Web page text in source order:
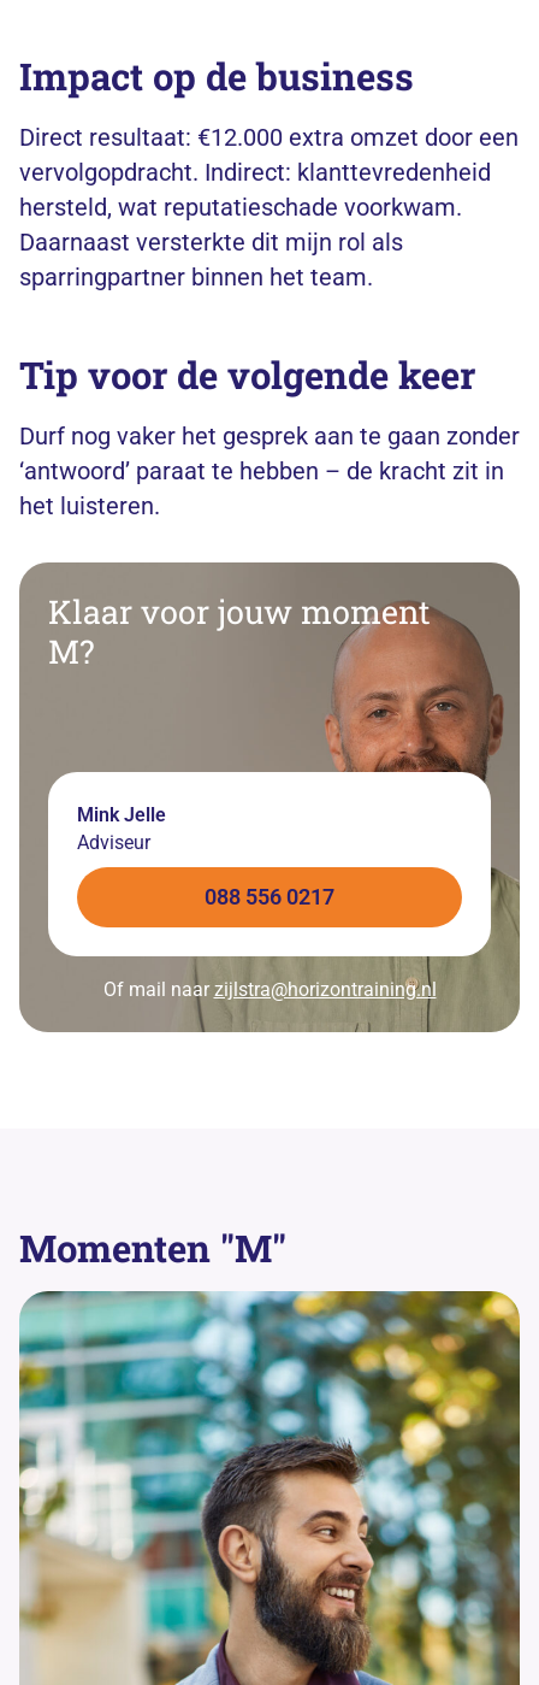
Impact op de business
Direct resultaat: €12.000 extra omzet door een
vervolgopdracht. Indirect: klanttevredenheid
hersteld, wat reputatieschade voorkwam.
Daarnaast versterkte dit mijn rol als
sparringpartner binnen het team.
Tip voor de volgende keer
Durf nog vaker het gesprek aan te gaan zonder
‘antwoord’ paraat te hebben – de kracht zit in
het luisteren.
Klaar voor jouw moment
M?
Mink Jelle
Adviseur
088 556 0217
Of mail naarzijlstra@horizontraining.nl
Momenten "M"